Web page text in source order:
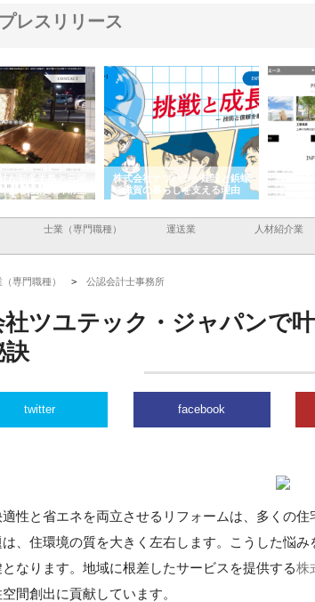
レスリリース
暮らしを支える理由
株式会社メタルエースの企業サ
イトが提供する充実した情報内
容とは
士業（専門職種） 運送業 人材紹介業
専門職種） > 公認会計士事務所
社ツユテック・ジャパンで
訣
twitter facebook
性と省エネを両立させるリフォームは、多くの
は、住環境の質を大きく左右します。こうした悩
なります。地域に根差したサービスを提供する株
間創出に貢献しています。